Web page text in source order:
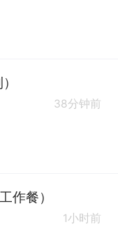
38分钟前
作餐）
1小时前